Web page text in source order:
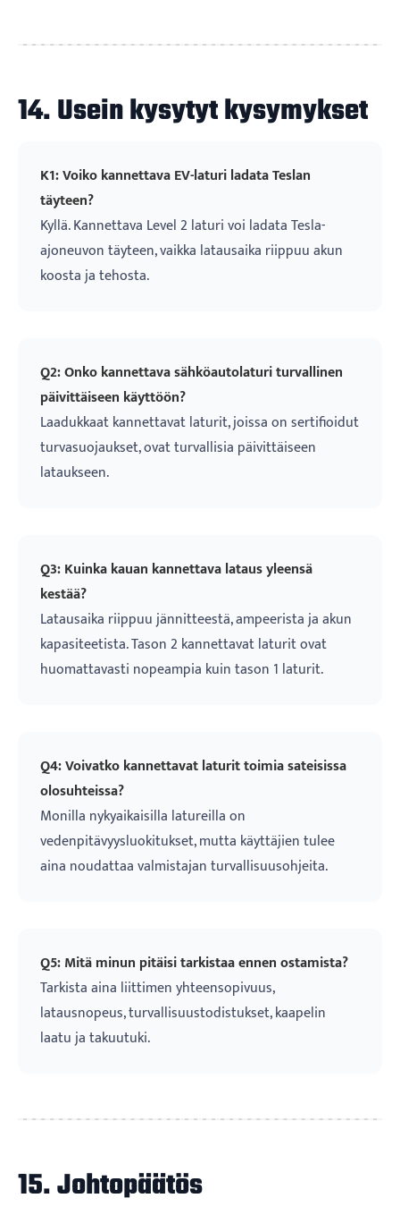
14. Usein kysytyt kysymykset
K1: Voiko kannettava EV-laturi ladata Teslan
täyteen?
Kyllä. Kannettava Level 2 laturi voi ladata Tesla-
ajoneuvon täyteen, vaikka latausaika riippuu akun
koosta ja tehosta.
Q2: Onko kannettava sähköautolaturi turvallinen
päivittäiseen käyttöön?
Laadukkaat kannettavat laturit, joissa on sertifioidut
turvasuojaukset, ovat turvallisia päivittäiseen
lataukseen.
Q3: Kuinka kauan kannettava lataus yleensä
kestää?
Latausaika riippuu jännitteestä, ampeerista ja akun
kapasiteetista. Tason 2 kannettavat laturit ovat
huomattavasti nopeampia kuin tason 1 laturit.
Q4: Voivatko kannettavat laturit toimia sateisissa
olosuhteissa?
Monilla nykyaikaisilla latureilla on
vedenpitävyysluokitukset, mutta käyttäjien tulee
aina noudattaa valmistajan turvallisuusohjeita.
Q5: Mitä minun pitäisi tarkistaa ennen ostamista?
Tarkista aina liittimen yhteensopivuus,
latausnopeus, turvallisuustodistukset, kaapelin
laatu ja takuutuki.
15. Johtopäätös